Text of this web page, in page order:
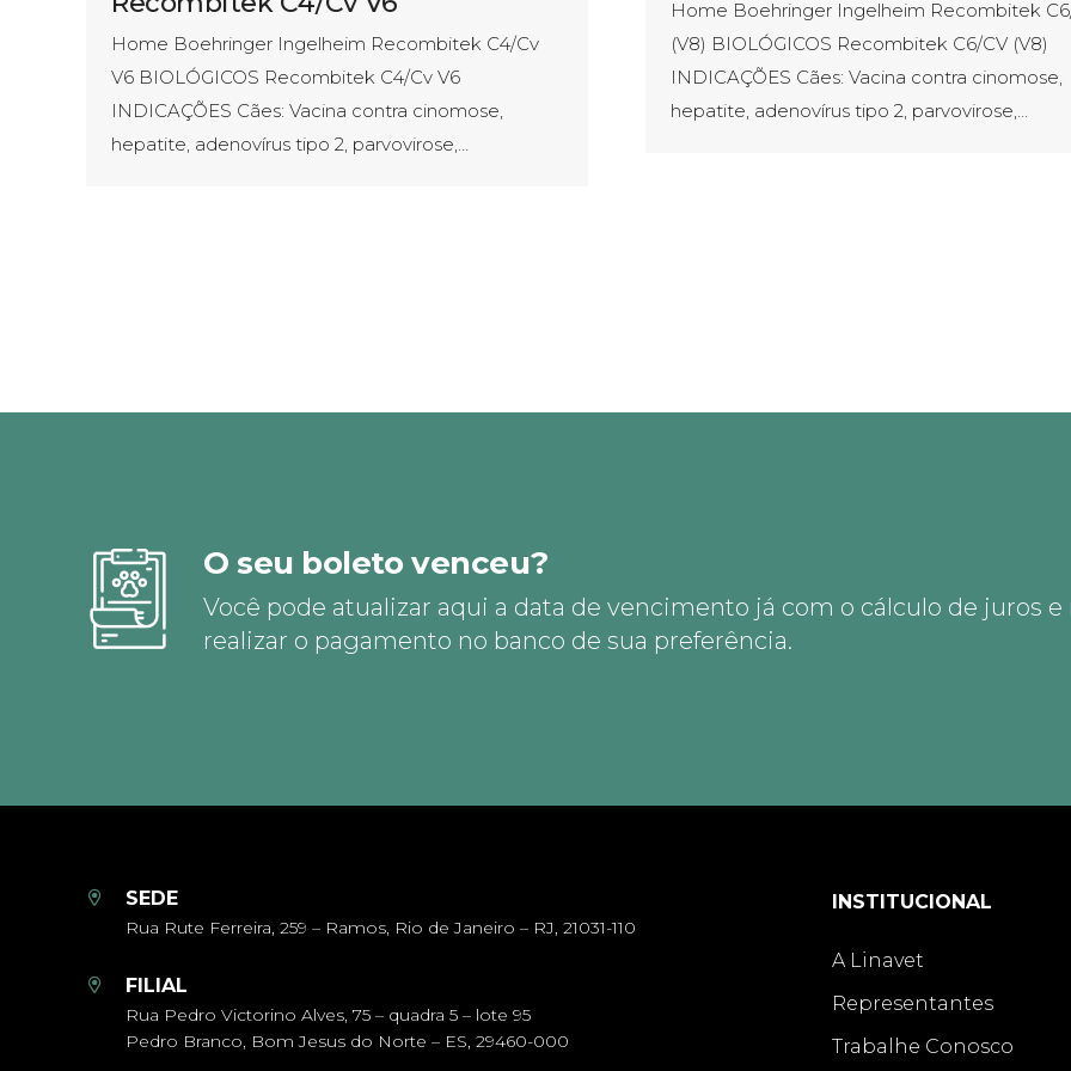
Home Boehringer Ingelheim Recombitek
(V8) BIOLÓGICOS Recombitek C6/CV (V8)
INDICAÇÕES Cães: Vacina contra cinomose,
hepatite, adenovírus tipo 2, parvovirose,…
Home Boehringer Ingelheim Recombitek C4/Cv
V6 BIOLÓGICOS Recombitek C4/Cv V6
INDICAÇÕES Cães: Vacina contra cinomose,
hepatite, adenovírus tipo 2, parvovirose,…
O seu boleto venceu?
Você pode atualizar aqui a data de vencimento já com o cálculo de juros
realizar o pagamento no banco de sua preferência.
SEDE
Rua Rute Ferreira, 259 – Ramos, Rio de Janeiro – RJ, 21031-110
FILIAL
Rua Pedro Victorino Alves, 75 – quadra 5 – lote 95
Pedro Branco, Bom Jesus do Norte – ES, 29460-000
INSTITUCIONAL
A Linavet
Representantes
Trabalhe Conosco